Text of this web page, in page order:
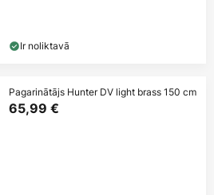
Ir noliktavā
Pagarinātājs Hunter DV light brass 150 cm
65,99 €